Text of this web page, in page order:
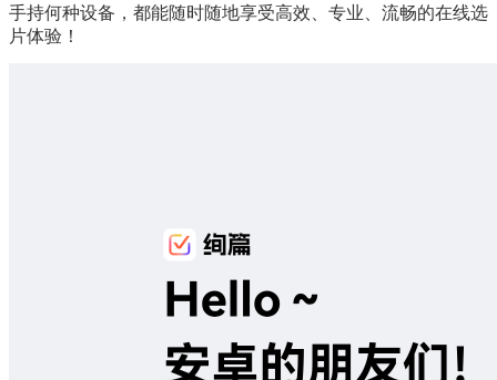
手持何种设备，都能随时随地享受高效、专业、流畅的在线选
片体验！